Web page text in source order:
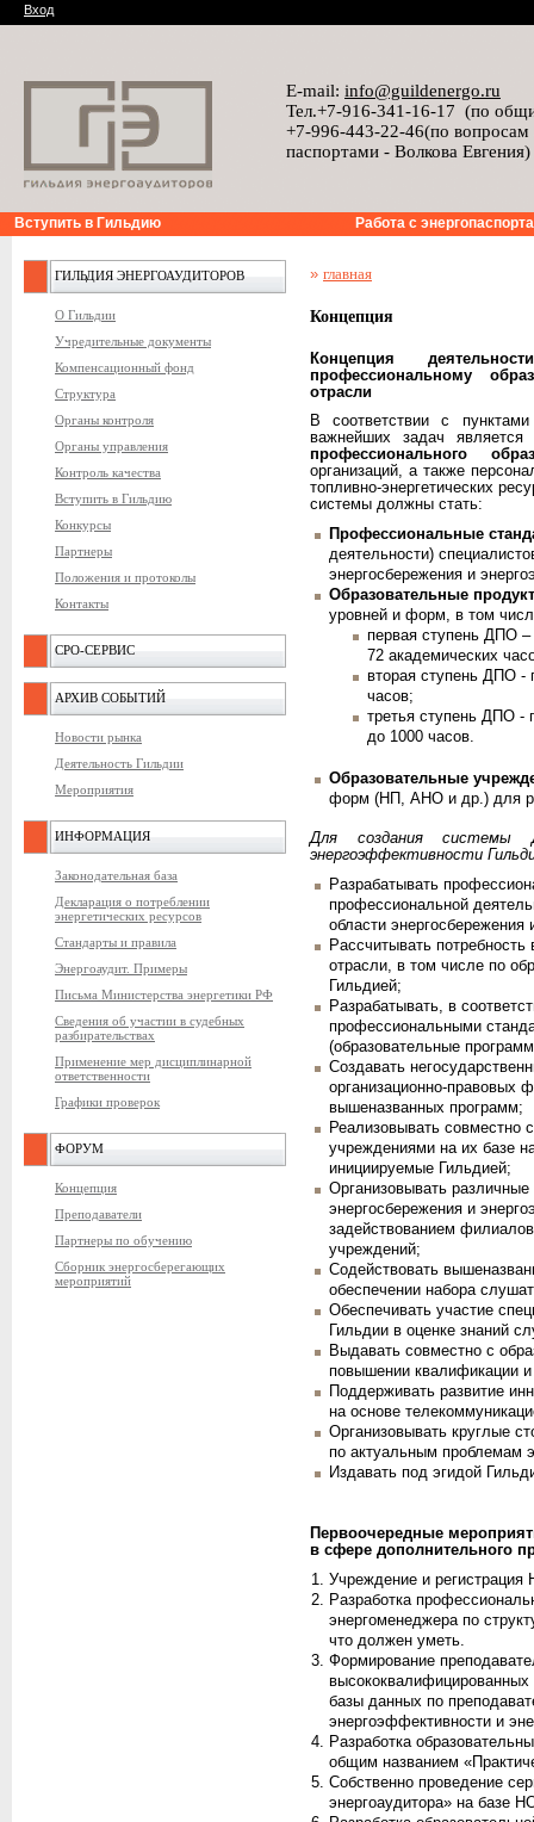
Вход
E-mail: info@guildenergo.ru
Тел.+7-916-341-16-17 (по
+7-996-443-22-46(по
паспортами - Волкова Евгения)
Вступить в Гильдию Работа с
ГИЛЬДИЯ ЭНЕРГОАУДИТОРОВ
О Гильдии
Учредительные документы
Компенсационный фонд
Структура
Органы контроля
Органы управления
Контроль качества
Вступить в Гильдию
Конкурсы
Партнеры
Положения и протоколы
Контакты
СРО-СЕРВИС
АРХИВ СОБЫТИЙ
Новости рынка
Деятельность Гильдии
Мероприятия
ИНФОРМАЦИЯ
Законодательная база
Декларация о потреблении
энергетических ресурсов
Стандарты и правила
Энергоаудит. Примеры
Письма Министерства энергетики РФ
Сведения об участии в судебных
разбирательствах
Применение мер дисциплинарной
ответственности
Графики проверок
ФОРУМ
Концепция
Преподаватели
Партнеры по обучению
Сборник энергосберегающих
мероприятий
» главная
Концепция
Концепция
профессиональному
отрасли
В соответствии с
важнейших задач является
профессионального
организаций, а также
топливно-энергетических
системы должны стать:
Профессиональные
деятельности)
энергосбережения и
Образовательные
уровней и форм, в том
первая ступень ДПО –
72 академических
вторая ступень ДПО -
часов;
третья ступень ДПО -
до 1000 часов.
Образовательные
форм (НП, АНО и др.) для
Для создания системы
энергоэффективности
Разрабатывать
профессиональной
области
Рассчитывать
отрасли, в том числе по
Гильдией;
Разрабатывать, в
профессиональными
(образовательные
Создавать
организационно-
вышеназванных программ;
Реализовывать совместно
учреждениями на их базе
инициируемые Гильдией;
Организовывать
энергосбережения и
задействованием
учреждений;
Содействовать
обеспечении набора
Обеспечивать участие
Гильдии в оценке знаний
Выдавать совместно с
повышении квалификации
Поддерживать развитие
на основе
Организовывать круглые
по актуальным проблемам
Издавать под эгидой
Первоочередные
в сфере дополнительного
Учреждение и
Разработка
энергоменеджера по
что должен уметь.
Формирование
высококвалифицированных
базы данных по
энергоэффективности и
Разработка
общим названием
Собственно проведение
энергоаудитора» на базе